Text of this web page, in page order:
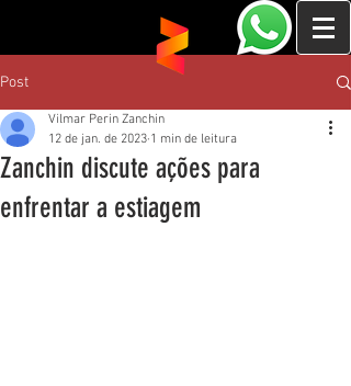
Post
Zanchin discute ações para
enfrentar a estiagem
Vilmar Perin Zanchin
12 de jan. de 2023 1 min de leitura